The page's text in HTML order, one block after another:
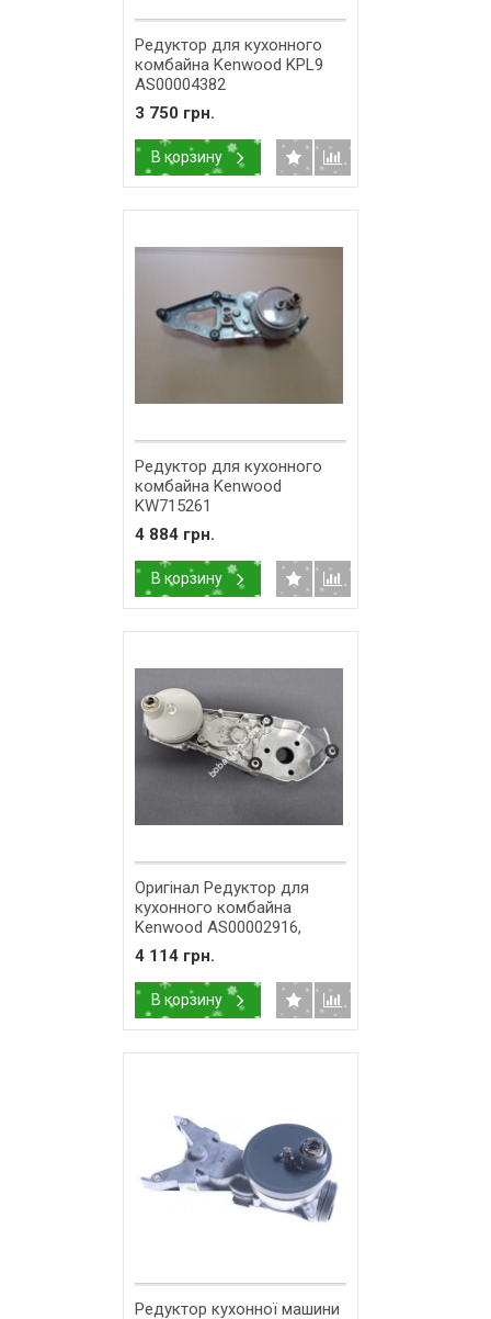
Редуктор для кухонного
комбайна Kenwood KPL9
AS00004382
3 750 грн.
В корзину
Редуктор для кухонного
комбайна Kenwood
KW715261
4 884 грн.
В корзину
Оригінал Редуктор для
кухонного комбайна
Kenwood AS00002916,
AS00004379
4 114 грн.
В корзину
Редуктор кухонної машини